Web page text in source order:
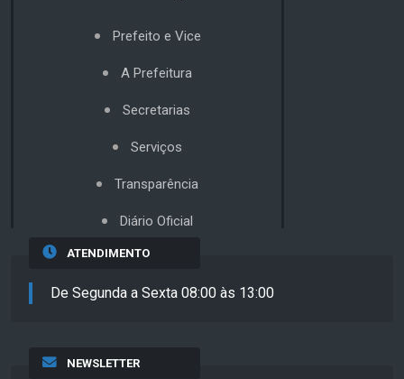
Prefeito e Vice
A Prefeitura
Secretarias
Serviços
Transparência
Diário Oficial
ATENDIMENTO
De Segunda a Sexta 08:00 às 13:00
NEWSLETTER